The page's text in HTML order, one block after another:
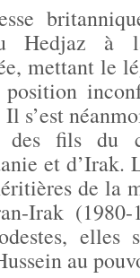
Hedjaz à
mettant le
position
s’est
des fils du
et d’Irak.
de la
Irak
elles
au